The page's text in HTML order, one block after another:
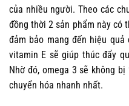
của nhiều người. Theo các
đồng thời 2 sản phẩm này có
đảm bảo mang đến hiệu quả
vitamin E sẽ giúp thúc đẩy
Nhờ đó, omega 3 sẽ không
chuyển hóa nhanh nhất.